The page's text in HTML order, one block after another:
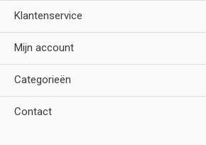
Klantenservice
Mijn account
Categorieën
Contact